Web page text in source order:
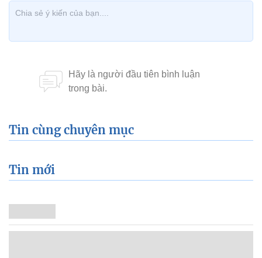
Tin cùng chuyên mục
Tin mới